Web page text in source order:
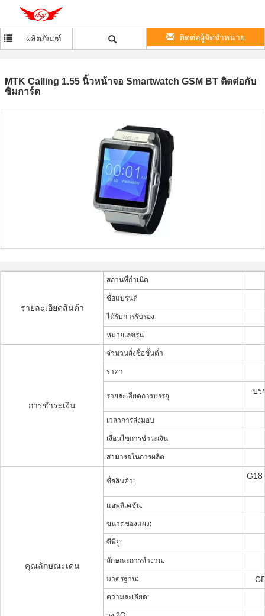
ผลิตภัณฑ์ ติดต่อผู้จัดจำหน่าย
MTK Calling 1.55 นิ้วหน้าจอ Smartwatch GSM BT ติดต่อกับ
ซิมการ์ด
รายละเอียดสินค้า
สถานที่กำเนิด
ชื่อแบรนด์
ได้รับการรับรอง
หมายเลขรุ่น
การชำระเงิน
จำนวนสั่งซื้อขั้นต่ำ
ราคา
รายละเอียดการบรรจุ
บร
เวลาการส่งมอบ
เงื่อนไขการชำระเงิน
สามารถในการผลิต
คุณลักษณะเด่น
ชื่อสินค้า:
แอพลิเคชัน:
ขนาดของแผง:
ซีพียู:
ลักษณะการทำงาน:
มาตรฐาน:
ความละเอียด: